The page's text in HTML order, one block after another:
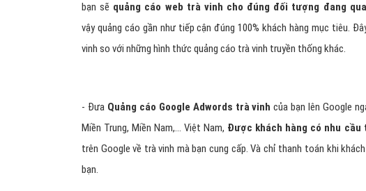
bạn sẽ quảng cáo web trà vinh cho đúng đối tượng đang
vậy quảng cáo gần như tiếp cận đúng 100% khách hàng mục tiêu.
vinh so với những hình thức quảng cáo trà vinh truyền thống khác.
- Đưa Quảng cáo Google Adwords trà vinhcủa bạn lên Google
Miền Trung, Miền Nam,… Việt Nam, Được khách hàng có nhu
trên Google về trà vinh mà bạn cung cấp. Và chỉ thanh toán khi
bạn.